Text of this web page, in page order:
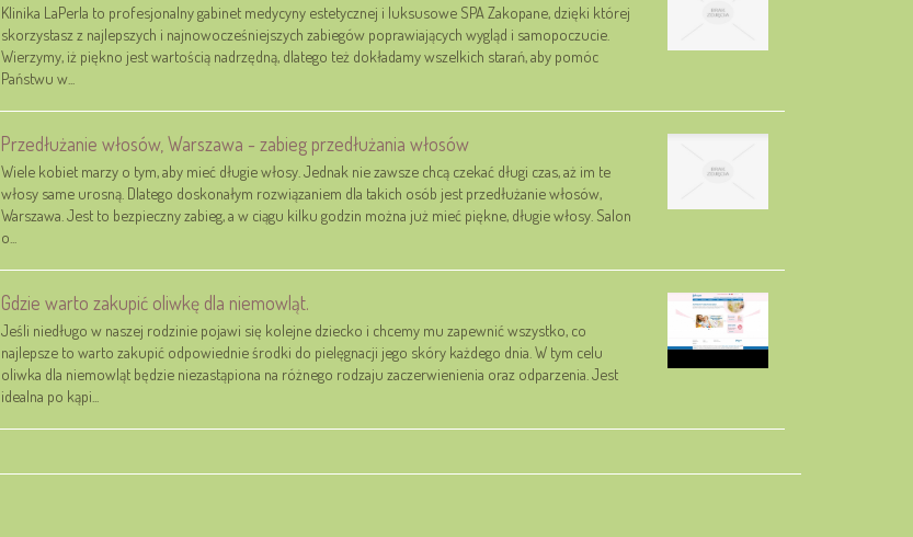
Klinika LaPerla to profesjonalny gabinet medycyny estetycznej i luksusowe SPA Zakopane, dzięki której
skorzystasz z najlepszych i najnowocześniejszych zabiegów poprawiających wygląd i samopoczucie.
Wierzymy, iż piękno jest wartością nadrzędną, dlatego też dokładamy wszelkich starań, aby pomóc
Państwu w...
Przedłużanie włosów, Warszawa - zabieg przedłużania włosów
Wiele kobiet marzy o tym, aby mieć długie włosy. Jednak nie zawsze chcą czekać długi czas, aż im te
włosy same urosną. Dlatego doskonałym rozwiązaniem dla takich osób jest przedłużanie włosów,
Warszawa. Jest to bezpieczny zabieg, a w ciągu kilku godzin można już mieć piękne, długie włosy. Salon
o...
Gdzie warto zakupić oliwkę dla niemowląt.
Jeśli niedługo w naszej rodzinie pojawi się kolejne dziecko i chcemy mu zapewnić wszystko, co
najlepsze to warto zakupić odpowiednie środki do pielęgnacji jego skóry każdego dnia. W tym celu
oliwka dla niemowląt będzie niezastąpiona na różnego rodzaju zaczerwienienia oraz odparzenia. Jest
idealna po kąpi...